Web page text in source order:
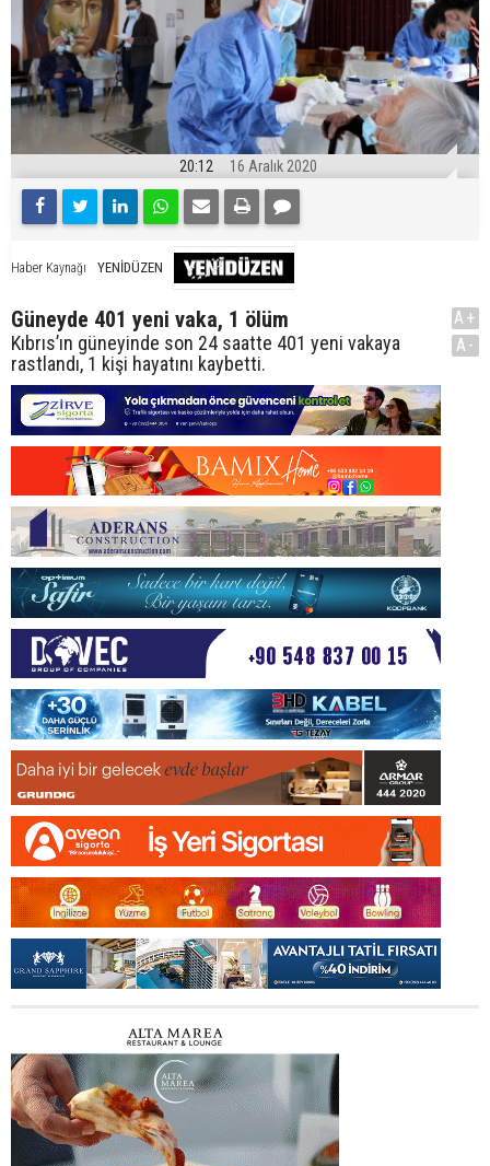
20:12 16 Aralık 2020
Haber Kaynağı YENİDÜZEN
Güneyde 401 yeni vaka, 1 ölüm
Kıbrıs’ın güneyinde son 24 saatte 401 yeni vakaya
rastlandı, 1 kişi hayatını kaybetti.
A+
A-